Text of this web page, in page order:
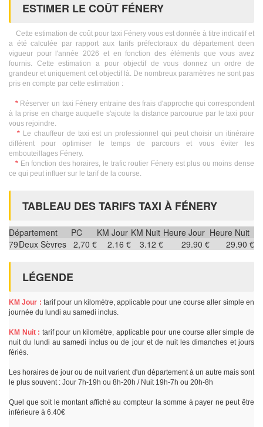
ESTIMER LE COÛT FÉNERY
Cette estimation de coût pour taxi Fénery vous est donnée à titre indicatif et
a été calculée par rapport aux tarifs préfectoraux du département deen
vigueur pour l'année 2026 et en fonction des éléments que vous avez
fournis. Cette estimation a pour objectif de vous donnez un ordre de
grandeur et uniquement cet objectif là. De nombreux paramètres ne sont pas
pris en compte par cette estimation :
*Réserver un taxi Fénery entraine des frais d'approche qui correspondent
à la prise en charge auquelle s'ajoute la distance parcourue par le taxi pour
vous rejoindre.
* Le chauffeur de taxi est un professionnel qui peut choisir un itinéraire
différent pour optimiser le temps de parcours et vous éviter les
embouteillages Fénery.
*En fonction des horaires, le trafic routier Fénery est plus ou moins dense
ce qui peut influer sur le tarif de la course.
TABLEAU DES TARIFS TAXI À FÉNERY
Département PC KM Jour KM Nuit Heure Jour Heure Nuit
79Deux Sèvres 2,70 € 2.16 € 3.12 € 29.90 € 29.90 €
LÉGENDE
KM Jour : tarif pour un kilomètre, applicable pour une course aller simple en
journée du lundi au samedi inclus.
KM Nuit : tarif pour un kilomètre, applicable pour une course aller simple de
nuit du lundi au samedi inclus ou de jour et de nuit les dimanches et jours
fériés.
Les horaires de jour ou de nuit varient d'un département à un autre mais sont
le plus souvent : Jour 7h-19h ou 8h-20h / Nuit 19h-7h ou 20h-8h
Quel que soit le montant affiché au compteur la somme à payer ne peut être
inférieure à 6.40€